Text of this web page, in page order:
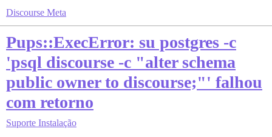
Discourse Meta
Pups::ExecError: su postgres -c
'psql discourse -c "alter schema
public owner to discourse;"' falhou
com retorno
Suporte Instalação